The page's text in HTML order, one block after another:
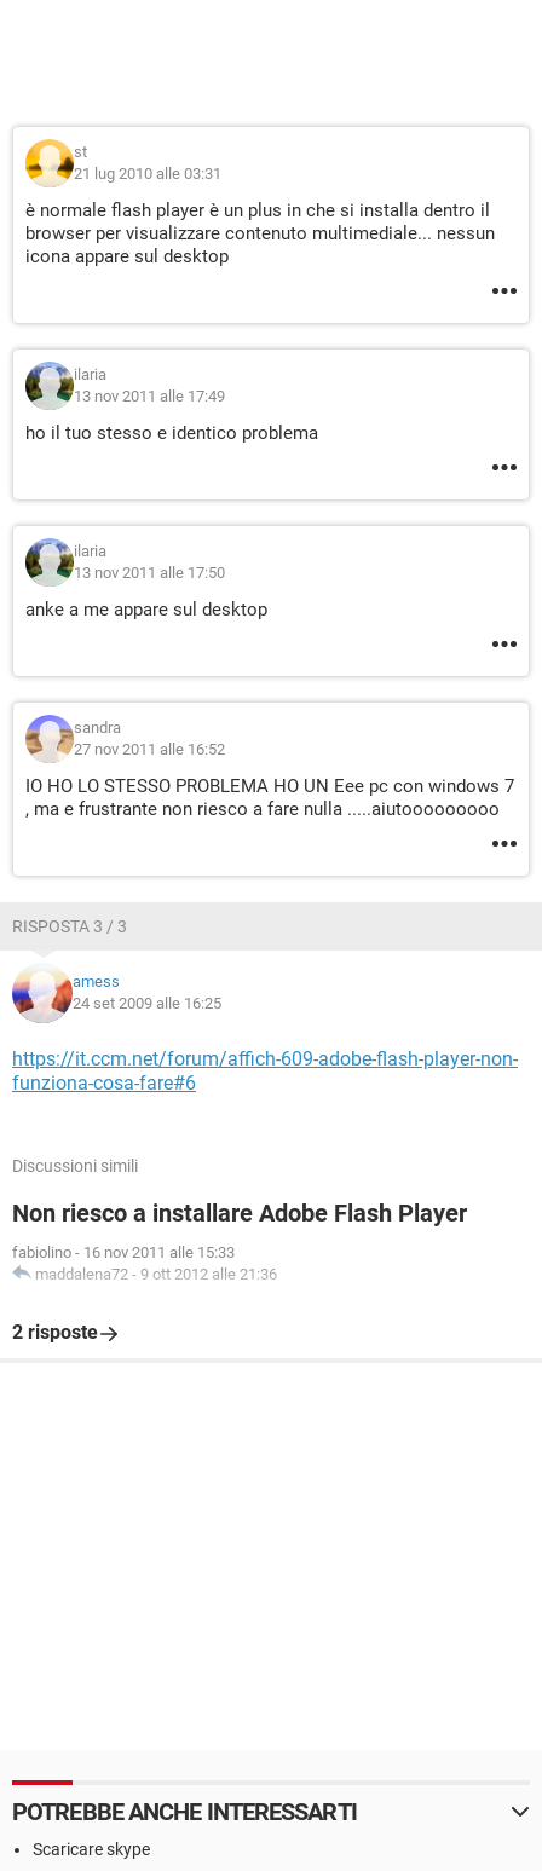
st
21 lug 2010 alle 03:31
è normale flash player è un plus in che si installa dentro il
browser per visualizzare contenuto multimediale... nessun
icona appare sul desktop
ilaria
13 nov 2011 alle 17:49
ho il tuo stesso e identico problema
ilaria
13 nov 2011 alle 17:50
anke a me appare sul desktop
sandra
27 nov 2011 alle 16:52
IO HO LO STESSO PROBLEMA HO UN Eee pc con windows 7
, ma e frustrante non riesco a fare nulla .....aiutooooooooo
RISPOSTA 3 / 3
amess
24 set 2009 alle 16:25
https://it.ccm.net/forum/affich-609-adobe-flash-player-non-
funziona-cosa-fare#6
Discussioni simili
Non riesco a installare Adobe Flash Player
fabiolino - 16 nov 2011 alle 15:33
maddalena72 - 9 ott 2012 alle 21:36
2 risposte
POTREBBE ANCHE INTERESSARTI
Scaricare skype